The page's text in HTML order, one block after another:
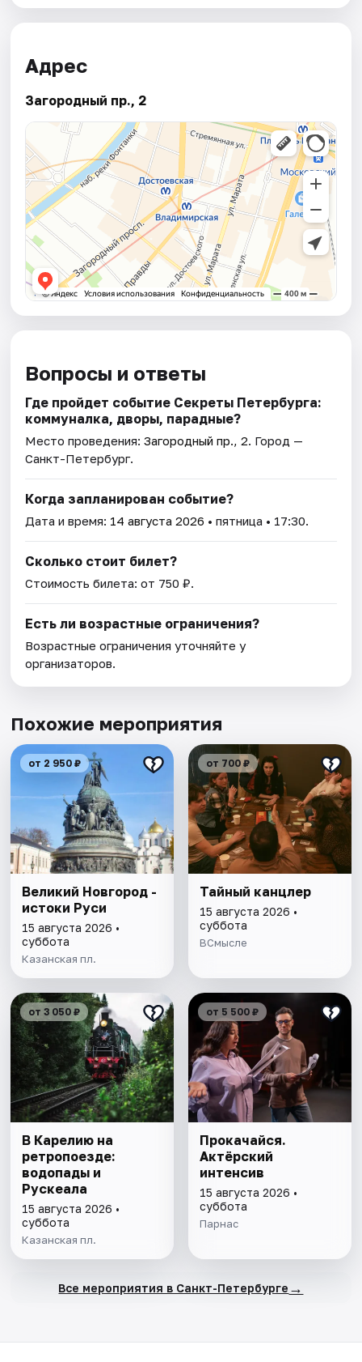
Адрес
Загородный пр., 2
Вопросы и ответы
Где пройдет событие Секреты Петербурга:
коммуналка, дворы, парадные?
Место проведения:Загородный пр., 2. Город —
Санкт-Петербург.
Когда запланирован событие?
Дата и время: 14 августа 2026 • пятница • 17:30.
Сколько стоит билет?
Стоимость билета: от 750 ₽.
Есть ли возрастные ограничения?
Возрастные ограничения уточняйте у
организаторов.
Похожие мероприятия
от 2 950 ₽
Великий Новгород -
истоки Руси
15 августа 2026 •
суббота
Казанская пл.
от 700 ₽
Тайный канцлер
15 августа 2026 •
суббота
ВСмысле
от 3 050 ₽
В Карелию на
ретропоезде:
водопады и
Рускеала
15 августа 2026 •
суббота
Казанская пл.
от 5 500 ₽
Прокачайся.
Актёрский
интенсив
15 августа 2026 •
суббота
Парнас
Все мероприятия в Санкт-Петербурге →